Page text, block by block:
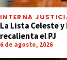
INTERNA
La Lista Celeste
recalienta el PJ
6 de agosto, 2026